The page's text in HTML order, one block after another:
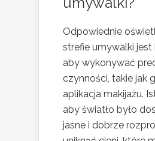
Odpowiednie
strefie umywalki jest
aby wykonywać
czynności, takie jak
aplikacja makijażu.
aby światło było
jasne i dobrze